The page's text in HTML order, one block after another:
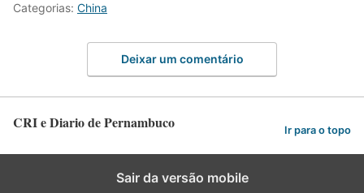
Categorias: China
Deixar um comentário
CRI e Diario de Pernambuco Ir para o topo
Sair da versão mobile